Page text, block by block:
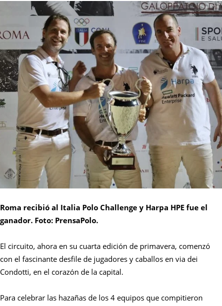
Roma recibió al Italia Polo Challenge y Harpa HPE fue el
ganador. Foto: PrensaPolo.
El circuito, ahora en su cuarta edición de primavera, comenzó
con el fascinante desfile de jugadores y caballos en via dei
Condotti, en el corazón de la capital.
Para celebrar las hazañas de los 4 equipos que compitieron